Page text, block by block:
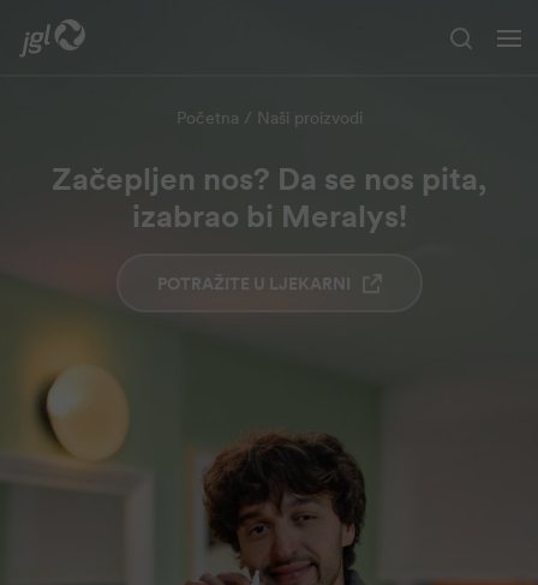
Preskoči na glavni sadržaj
Početna Naši proizvodi
Začepljen nos? Da se nos pita,
izabrao bi Meralys!
POTRAŽITE U LJEKARNI